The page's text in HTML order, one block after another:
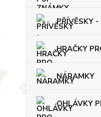
PŘÍVĚSKY -
HRAČKY
NÁRAMKY
OHLÁVKY